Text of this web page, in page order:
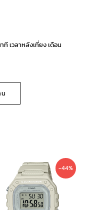
ที เวลาหลังเที่ยง เดือน
-44%
Original
price
was:
1,590 ฿.
Current
price